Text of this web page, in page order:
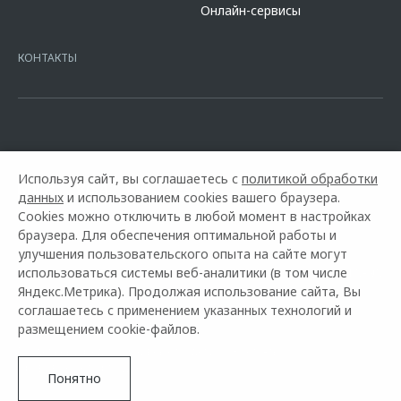
Кредит предоставляет АО Альфа-Банк. ИНН
16.01.2015. Предложение ограничено и не является публичной
Онлайн-сервисы
КОНТАКТЫ
Горячая линия OMODA: +7 (8442) 22-10-90
Используя сайт, вы соглашаетесь с политикой обработки
данных и использованием cookies вашего браузера.
Cookies можно отключить в любой момент в настройках
браузера. Для обеспечения оптимальной работы и
улучшения пользовательского опыта на сайте могут
использоваться системы веб-аналитики (в том числе
Яндекс.Метрика). Продолжая использование сайта, Вы
соглашаетесь с применением указанных технологий и
размещением cookie-файлов.
Понятно